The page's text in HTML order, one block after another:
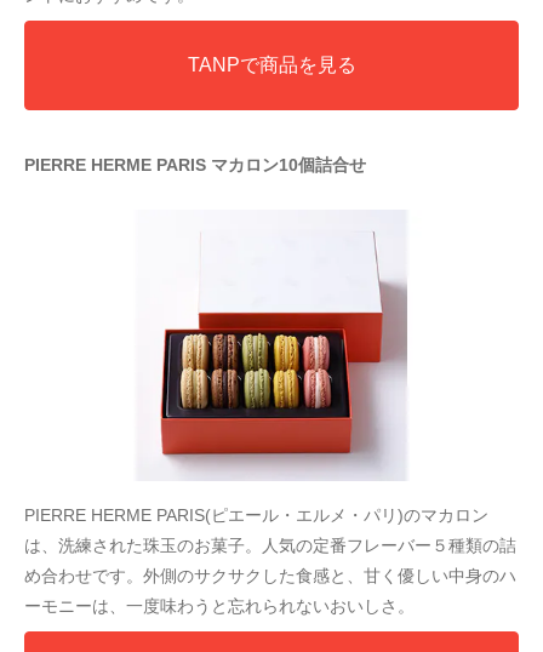
TANPで商品を見る
PIERRE HERME PARIS マカロン10個詰合せ
PIERRE HERME PARIS(ピエール・エルメ・パリ)のマカロン
は、洗練された珠玉のお菓子。人気の定番フレーバー５種類の詰
め合わせです。外側のサクサクした食感と、甘く優しい中身のハ
ーモニーは、一度味わうと忘れられないおいしさ。